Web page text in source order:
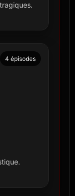
4 épisodes